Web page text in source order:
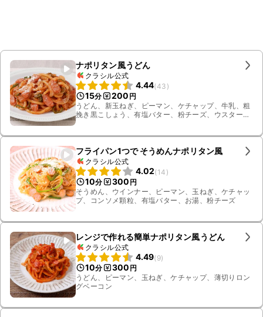
ナポリタン風うどん
クラシル公式
4.44(43 )
15分 200 円
うどん、新玉ねぎ、ピーマン、ケチャップ、牛乳、粗
挽き黒こしょう、有塩バター、粉チーズ、ウスター
フライパン1つで そうめんナポリタン風
クラシル公式
4.02(14 )
10分 300 円
そうめん、ウインナー、ピーマン、玉ねぎ、ケチャッ
プ、コンソメ顆粒、有塩バター、お湯、粉チーズ
レンジで作れる簡単ナポリタン風うどん
クラシル公式
4.49(9)
10分 300 円
うどん、ピーマン、玉ねぎ、ケチャップ、薄切りロン
グベーコン